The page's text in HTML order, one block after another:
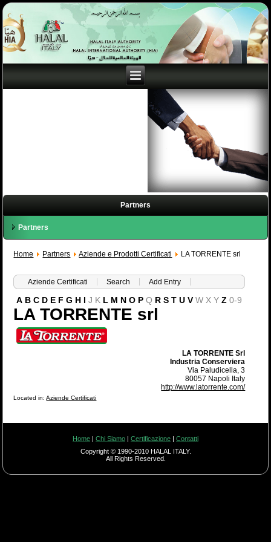
Partners
Partners
Home Partners Aziende e Prodotti Certificati LA TORRENTE srl
Aziende Certificati Search Add Entry
A B C D E F G H I J K L M N O P Q R S T U V W X Y Z 0-9
LA TORRENTE srl
LA TORRENTE Srl
Industria Conserviera
Via Paludicella, 3
80057 Napoli Italy
http://www.latorrente.com/
Located in:Aziende Certificati
Home Chi Siamo Certificazione
Contatti
Copyright © 1990-2010 HALAL ITALY.
All Rights Reserved.